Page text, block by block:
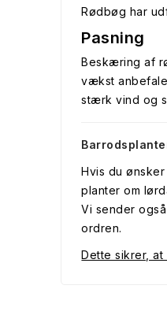
Rødbøg har
Pasning
Beskæring af
vækst
stærk vind og
Hvis du
planter om
Vi sender
ordren.
Dette sikrer,